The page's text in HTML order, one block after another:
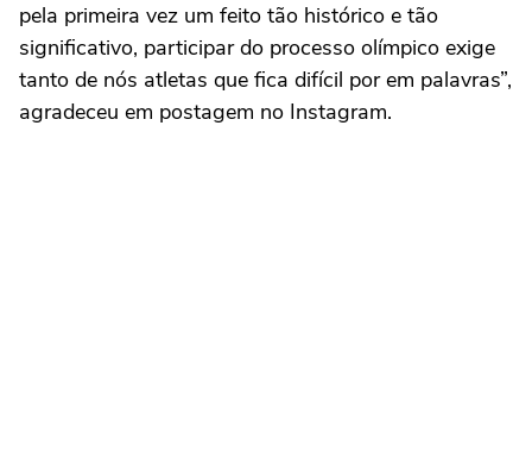
pela primeira vez um feito tão histórico e tão
significativo, participar do processo olímpico exige
tanto de nós atletas que fica difícil por em palavras”,
agradeceu em postagem no Instagram.